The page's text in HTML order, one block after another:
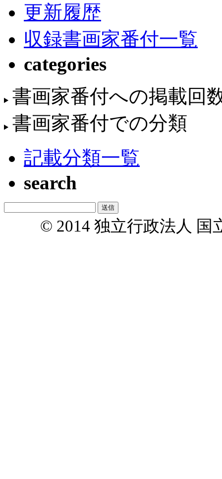
更新履歴
収録書画家番付一覧
categories
書画家番付への掲載回
書画家番付での分類
記載分類一覧
search
© 2014 独立行政法人 国